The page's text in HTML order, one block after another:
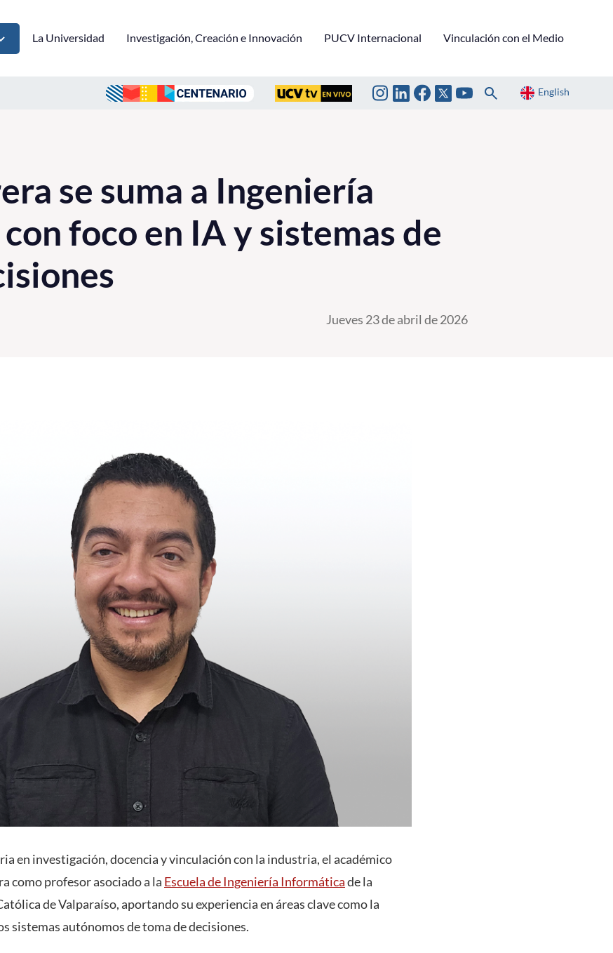
La Universidad Investigación, Creación e Innovación PUCV Internacional Vinculación con el Medio
English
se suma a Ingeniería
foco en IA y sistemas de
Jueves 23 de abril de 2026
en investigación, docencia y vinculación con la industria, el académico
como profesor asociado a la Escuela de Ingeniería Informáticade la
de Valparaíso, aportando su experiencia en áreas clave como la
sistemas autónomos de toma de decisiones.